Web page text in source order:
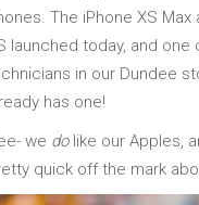
Apple iPod
Apple Mac
Repairs
Apple Mac
and
Apple Mac
The iPhone XS Max
launched today, and one
in our Dundee
has one!
we dolike our Apples,
quick off the mark